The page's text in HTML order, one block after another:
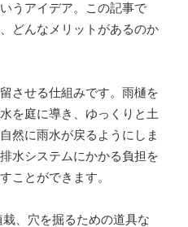
うアイデア。この記事で
どんなメリットがあるのか
させる仕組みです。雨樋を
を庭に導き、ゆっくりと土
然に雨水が戻るようにしま
水システムにかかる負担を
ことができます。
、穴を掘るための道具な